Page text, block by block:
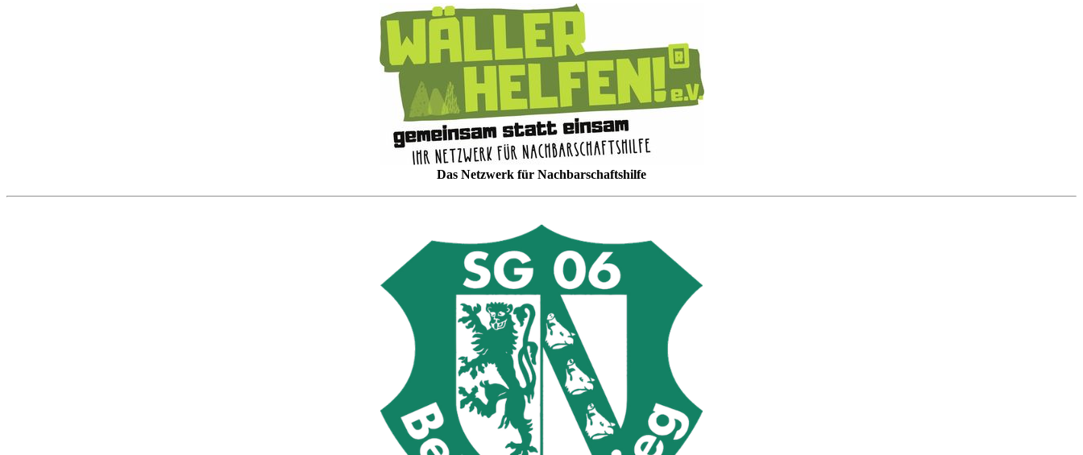
Das Netzwerk für Nachbarschaftshilfe